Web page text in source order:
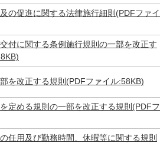
の促進に関する法律施行細則(PDFファイ
付に関する条例施行規則の一部を改正す
を改正する規則(PDFファイル:58KB)
定める規則の一部を改正する規則(PDFフ
任用及び勤務時間、休暇等に関する規則